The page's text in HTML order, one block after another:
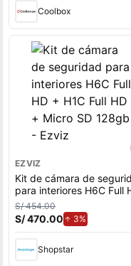
Coolbox
EZVIZ
Kit de cámara de
para interiores H6C Full
+ H1C Full HD + Micro SD
128gb - Ezviz
S/ 454.00
S/ 470.00 3%
Shopstar